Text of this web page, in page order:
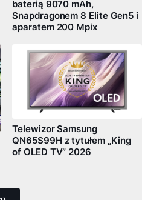
baterią 9070 mAh,
Snapdragonem 8 Elite Gen5 i
aparatem 200 Mpix
Telewizor Samsung
QN65S99H z tytułem „King
of OLED TV” 2026